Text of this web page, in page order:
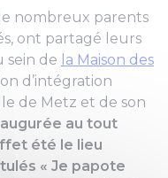
nombreux parents
ont partagé leurs
sein de la Maison des
d’intégration
de Metz et de son
au tout
été le lieu
« Je papote